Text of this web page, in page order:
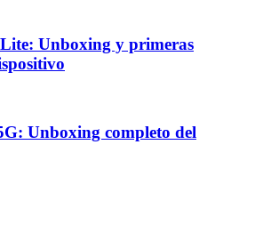
Unboxing y primeras
Unboxing completo del